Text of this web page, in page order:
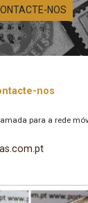
NOS
nos
para a rede